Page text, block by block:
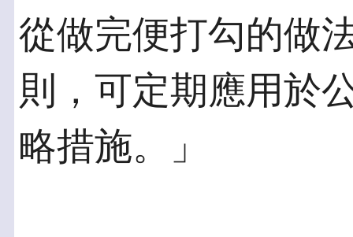
從做完便打勾的做
則，可定期應用於
略措施。」